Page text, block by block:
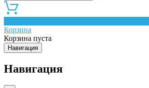
Корзина
Корзина пуста
Навигация
Навигация